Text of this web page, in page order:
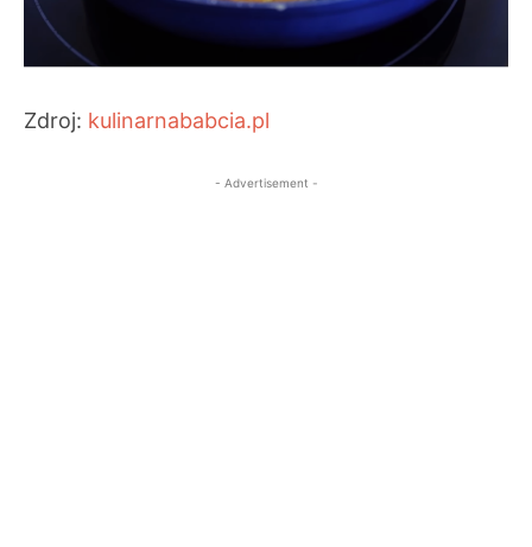
Zdroj: kulinarnababcia.pl
- Advertisement -